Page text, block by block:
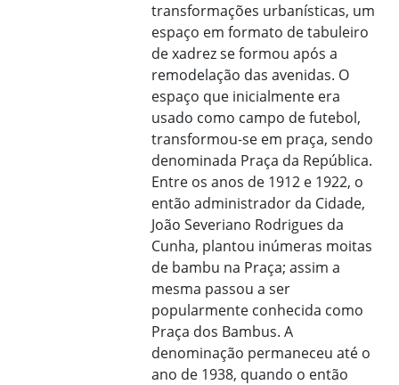
transformações urbanísticas, um
espaço em formato de tabuleiro
de xadrez se formou após a
remodelação das avenidas. O
espaço que inicialmente era
usado como campo de futebol,
transformou-se em praça, sendo
denominada Praça da República.
Entre os anos de 1912 e 1922, o
então administrador da Cidade,
João Severiano Rodrigues da
Cunha, plantou inúmeras moitas
de bambu na Praça; assim a
mesma passou a ser
popularmente conhecida como
Praça dos Bambus. A
denominação permaneceu até o
ano de 1938, quando o então